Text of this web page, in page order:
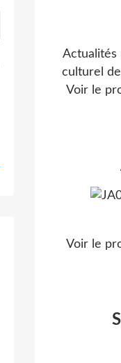
Actualités
culturel
Voir le
Voir le